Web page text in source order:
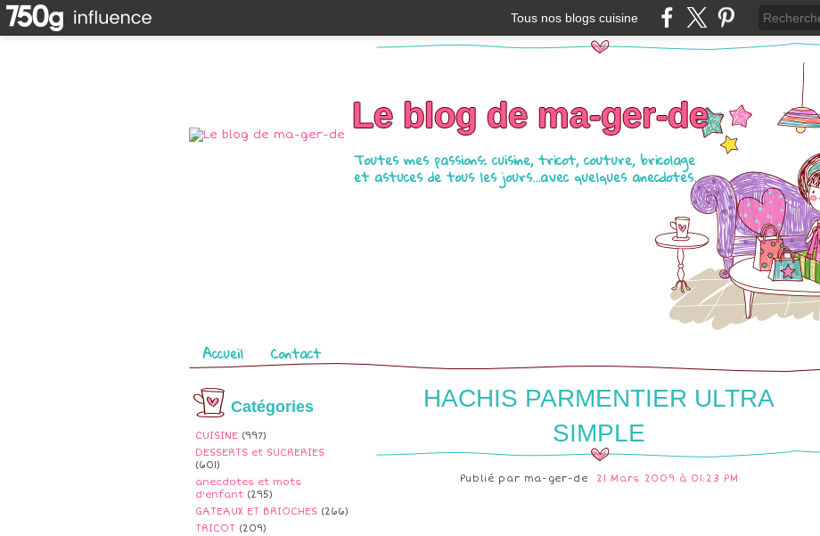
Tous nos blogs cuisine
Le blog de ma-ger-de
Toutes mes passions: cuisine, tricot, couture, bricolage
et astuces de tous les jours...avec quelques anecdotes...
Pages
Accueil Contact
Catégories
CUISINE (997)
DESSERTS et SUCRERIES
(601)
anecdotes et mots
d'enfant (295)
GATEAUX ET BRIOCHES (266)
TRICOT (209)
HACHIS PARMENTIER ULTRA
SIMPLE
Publié par ma-ger-de 21 Mars 2009 à 01:23 PM